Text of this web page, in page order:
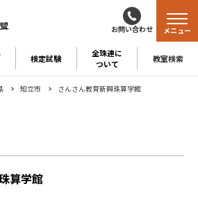
お問い合わせ
検定試験
全珠連に
ついて
教室検索
メニュー
知立市 さんさん教育新興珠算学館
算学館